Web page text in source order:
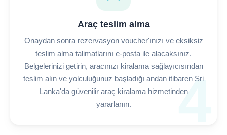
4
Araç teslim alma
Onaydan sonra rezervasyon voucher'ınızı ve eksiksiz
teslim alma talimatlarını e-posta ile alacaksınız.
Belgelerinizi getirin, aracınızı kiralama sağlayıcısından
teslim alın ve yolculuğunuz başladığı andan itibaren Sri
Lanka'da güvenilir araç kiralama hizmetinden
yararlanın.